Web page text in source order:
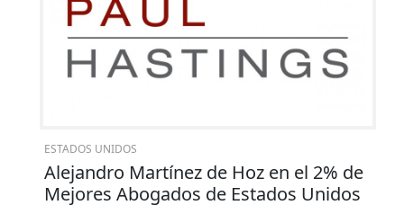
ESTADOS UNIDOS
Alejandro Martínez de Hoz en el 2% de
Mejores Abogados de Estados Unidos